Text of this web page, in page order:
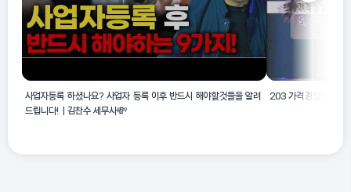
사업자등록 하셨나요? 사업자 등록 이후 반드시 해야할것들을 알려
드립니다!ㅣ김찬수 세무사💸
203 가격경쟁이 좋